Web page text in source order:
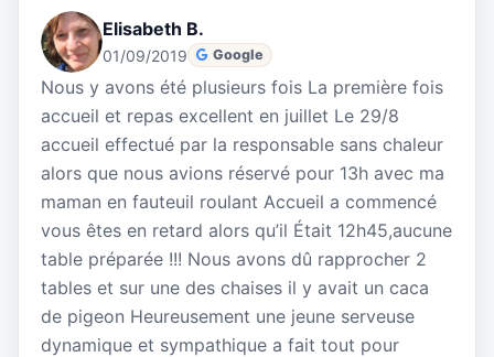
Elisabeth B.
01/09/2019 Google
Nous y avons été plusieurs fois La première fois
accueil et repas excellent en juillet Le 29/8
accueil effectué par la responsable sans chaleur
alors que nous avions réservé pour 13h avec ma
maman en fauteuil roulant Accueil a commencé
vous êtes en retard alors qu’il Était 12h45,aucune
table préparée !!! Nous avons dû rapprocher 2
tables et sur une des chaises il y avait un caca
de pigeon Heureusement une jeune serveuse
dynamique et sympathique a fait tout pour